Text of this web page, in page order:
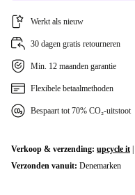
Werkt als nieuw
30 dagen gratis retourneren
Min. 12 maanden garantie
Flexibele betaalmethoden
Bespaart tot 70% CO₂-uitstoot
Verkoop & verzending: upcycle it
Verzonden vanuit: Denemarken